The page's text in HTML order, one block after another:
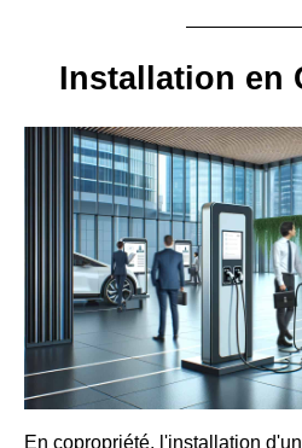
Installation en
En copropriété, l'installation